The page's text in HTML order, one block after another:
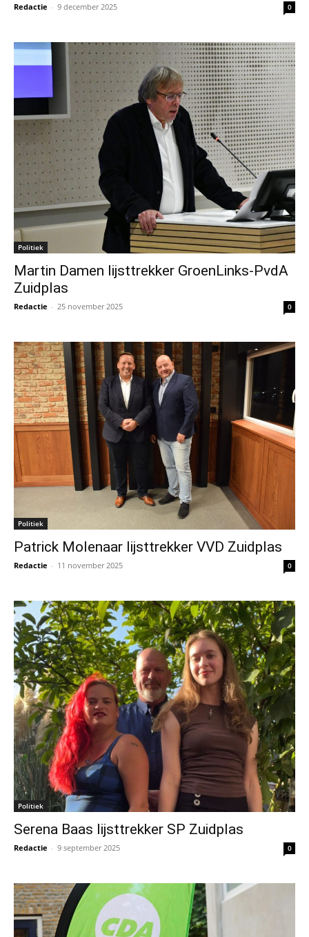
Redactie - 9 december 2025 0
Politiek
Martin Damen lijsttrekker GroenLinks-PvdA
Zuidplas
Redactie - 25 november 2025 0
Politiek
Patrick Molenaar lijsttrekker VVD Zuidplas
Redactie - 11 november 2025 0
Politiek
Serena Baas lijsttrekker SP Zuidplas
Redactie - 9 september 2025 0